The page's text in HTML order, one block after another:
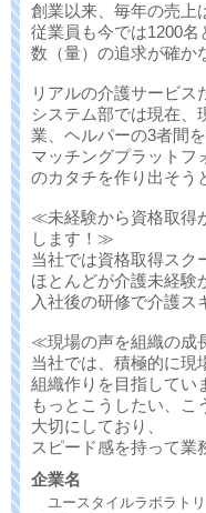
創業以来、毎年の売上
従業員も今では1200名
数（量）の追求が確か
リアルの介護サービス
システム部では現在、
業、ヘルパーの3者間
マッチングプラットフ
のカタチを作り出そう
≪未経験から資格取得
します！≫
当社では資格取得スク
ほとんどが介護未経験
入社後の研修で介護ス
≪現場の声を組織の成
当社では、積極的に現
組織作りを目指してい
もっとこうしたい、こ
大切にしており、
スピード感を持って業
企業名
ユースタイルラボラト